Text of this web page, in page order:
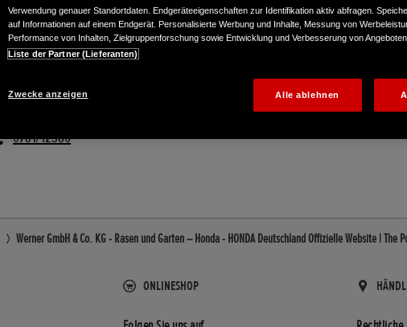
0781/42386
Werner GmbH & Co. KG - Rasen und Garten – Honda - HONDA Deutschland Offizielle Website | The
ONLINESHOP
Verwendung genauer Standortdaten. Endgeräteeigenschaften zur Identifikation aktiv abfragen.
auf Informationen auf einem Endgerät. Personalisierte Werbung und Inhalte, Messung von
Performance von Inhalten, Zielgruppenforschung sowie Entwicklung und Verbesserung von Angeboten.
Liste der Partner (Lieferanten)
Zwecke anzeigen Alle ablehnen